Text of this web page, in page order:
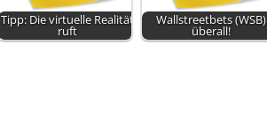
Tipp: Die virtuelle Realität
ruft
Wallstreetbets (WSB)
überall!